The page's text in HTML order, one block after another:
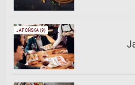
JAPOŃSKA (9)